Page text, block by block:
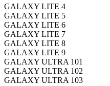
GALAXY LITE 4
GALAXY LITE 5
GALAXY LITE 6
GALAXY LITE 7
GALAXY LITE 8
GALAXY LITE 9
GALAXY ULTRA 101
GALAXY ULTRA 102
GALAXY ULTRA 103